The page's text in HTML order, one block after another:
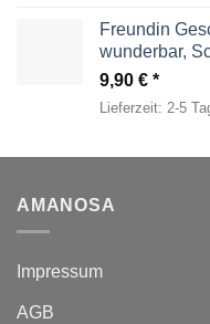
Freundin
wunderbar,
9,90 €
Lieferzeit: 2-5
AMANOSA
Impressum
AGB